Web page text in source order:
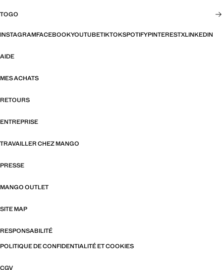
TOGO
INSTAGRAMFACEBOOKYOUTUBETIKTOKSPOTIFYPINTERESTXLINKEDIN
AIDE
MES ACHATS
RETOURS
ENTREPRISE
TRAVAILLER CHEZ MANGO
PRESSE
MANGO OUTLET
SITE MAP
RESPONSABILITÉ
POLITIQUE DE CONFIDENTIALITÉ ET COOKIES
CGV